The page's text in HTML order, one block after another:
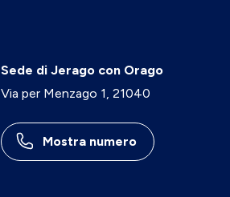
Sede di Jerago con Orago
Via per Menzago 1, 21040
Mostra numero